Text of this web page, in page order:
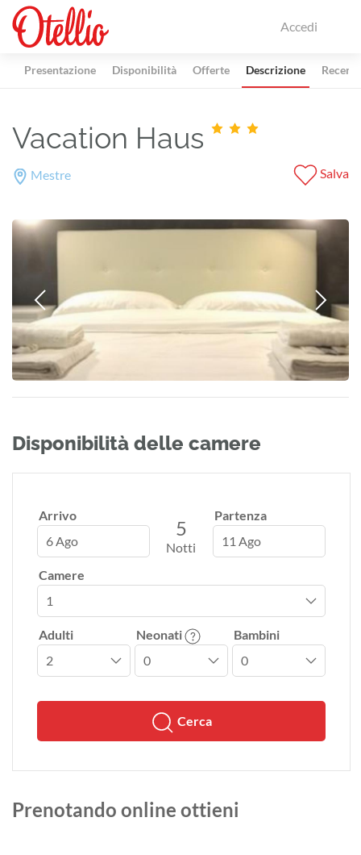
Accedi
Presentazione Disponibilità Offerte Descrizione
Vacation Haus
Mestre Salva
Disponibilità delle camere
Arrivo
6 Ago
5
Notti
Partenza
11 Ago
Camere
Adulti Neonati Bambini
Cerca
Prenotando online ottieni